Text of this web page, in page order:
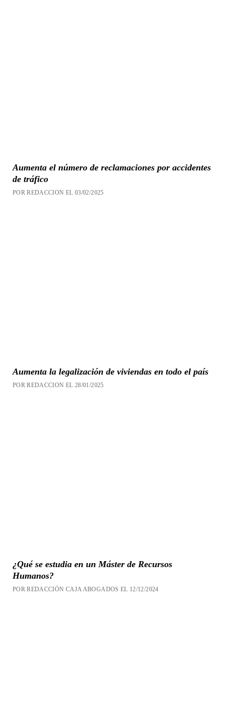
Aumenta el número de reclamaciones por accidentes
de tráfico
POR REDACCION EL 03/02/2025
Aumenta la legalización de viviendas en todo el país
POR REDACCION EL 28/01/2025
¿Qué se estudia en un Máster de Recursos
Humanos?
POR REDACCIÓN CAJA ABOGADOS EL 12/12/2024